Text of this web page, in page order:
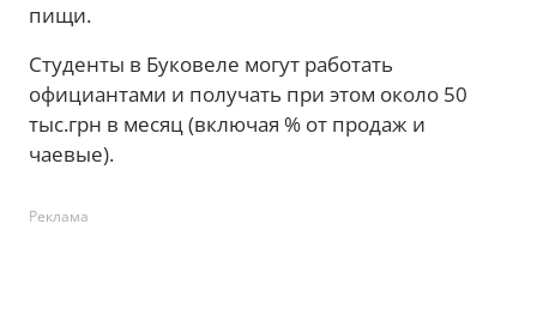
пищи.
Студенты в Буковеле могут работать
официантами и получать при этом около 50
тыс.грн в месяц (включая % от продаж и
чаевые).
Реклама